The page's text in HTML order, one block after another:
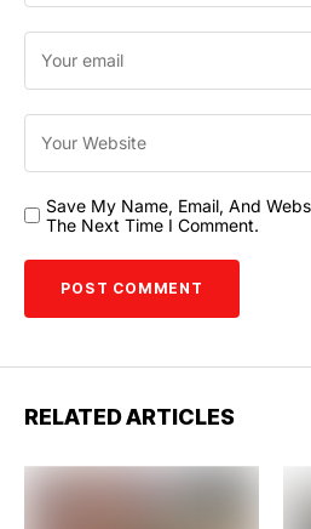
Save My Name, Email, And
The Next Time I Comment.
RELATED ARTICLES